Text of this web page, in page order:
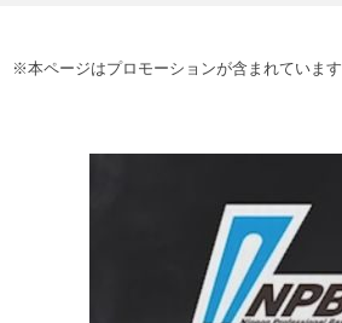
※本ページはプロモーションが含まれています